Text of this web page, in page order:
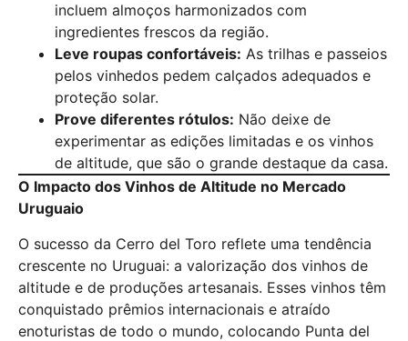
incluem almoços harmonizados com
ingredientes frescos da região.
Leve roupas confortáveis: As trilhas e passeios
pelos vinhedos pedem calçados adequados e
proteção solar.
Prove diferentes rótulos: Não deixe de
experimentar as edições limitadas e os vinhos
de altitude, que são o grande destaque da casa.
O Impacto dos Vinhos de Altitude no Mercado
Uruguaio
O sucesso da Cerro del Toro reflete uma tendência
crescente no Uruguai: a valorização dos vinhos de
altitude e de produções artesanais. Esses vinhos têm
conquistado prêmios internacionais e atraído
enoturistas de todo o mundo, colocando Punta del